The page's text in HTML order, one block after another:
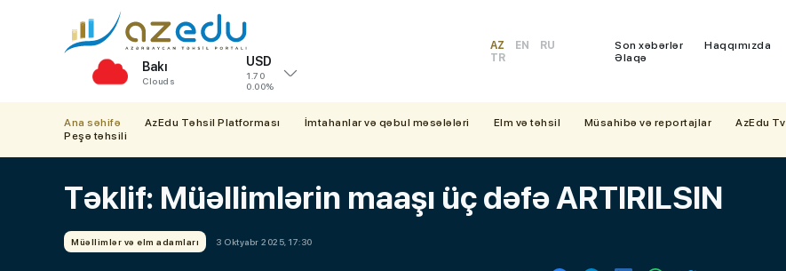
Bakı
Clouds
USD
1.70
0.00%
AZ EN
RU
TR
Son xəbərlər Haqqımızda
Əlaqə
Ana səhifə AzEdu Təhsil Platforması İmtahanlar və qəbul məsələləri Elm və təhsil Müsahibə və reportajlar AzEdu Tv
Peşə təhsili
Təklif: Müəllimlərin maaşı üç dəfə ARTIRILSIN
Müəllimlər və elm adamları 3 Oktyabr 2025, 17:30